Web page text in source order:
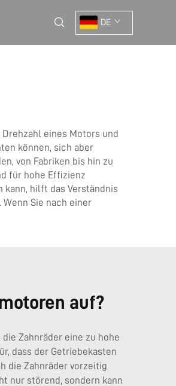
DE
eines Motors und
können, sich aber
von Fabriken bis hin zu
für hohe Effizienz
hilft das Verständnis
Sie nach einer
auf?
Zahnräder eine zu hohe
dass der Getriebekasten
die Zahnräder vorzeitig
nur störend, sondern kann